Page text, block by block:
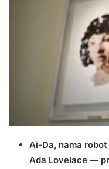
Ai-Da, nama
Ada Lovelace —